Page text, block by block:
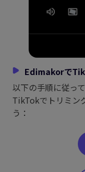
Edimakorで
以下の手順に従っ
TikTokでトリミン
う：